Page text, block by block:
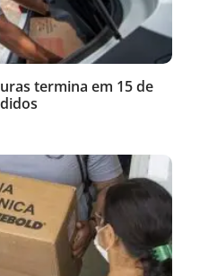
termina em 15 de